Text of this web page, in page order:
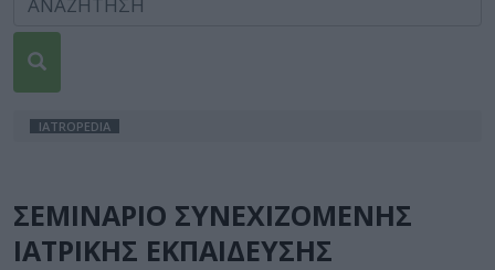
IATROPEDIA
ΣΕΜΙΝΑΡΙΟ ΣΥΝΕΧΙΖΟΜΕΝΗΣ
ΙΑΤΡΙΚΗΣ ΕΚΠΑΙΔΕΥΣΗΣ